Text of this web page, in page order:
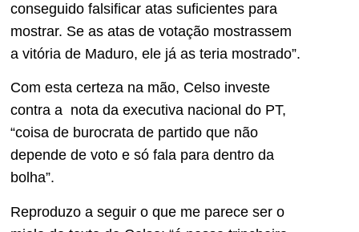
conseguido falsificar atas suficientes para
mostrar. Se as atas de votação mostrassem
a vitória de Maduro, ele já as teria mostrado”.
Com esta certeza na mão, Celso investe
contra a nota da executiva nacional do PT,
“coisa de burocrata de partido que não
depende de voto e só fala para dentro da
bolha”.
Reproduzo a seguir o que me parece ser o